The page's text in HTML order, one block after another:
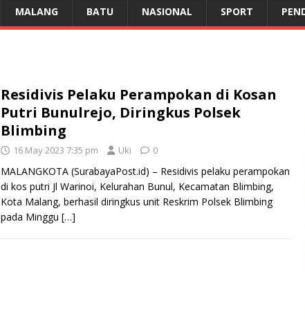
MALANG BATU NASIONAL SPORT
Residivis Pelaku Perampokan di Kosan
Putri Bunulrejo, Diringkus Polsek
Blimbing
16 May 2023 7:35 pm Uki 0
MALANGKOTA (SurabayaPost.id) – Residivis pelaku perampokan
di kos putri Jl Warinoi, Kelurahan Bunul, Kecamatan Blimbing,
Kota Malang, berhasil diringkus unit Reskrim Polsek Blimbing
pada Minggu […]